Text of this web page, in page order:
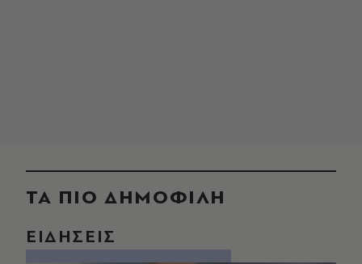
ΤΑ ΠΙΟ ΔΗΜΟΦΙΛΗ
ΕΙΔΗΣΕΙΣ